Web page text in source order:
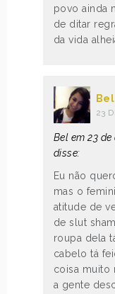
povo ainda
de ditar
da vida
Bel
23
Bel em 23 de
disse:
Eu não
mas o
atitude de
de slut
roupa dela
cabelo tá
coisa muito
a gente